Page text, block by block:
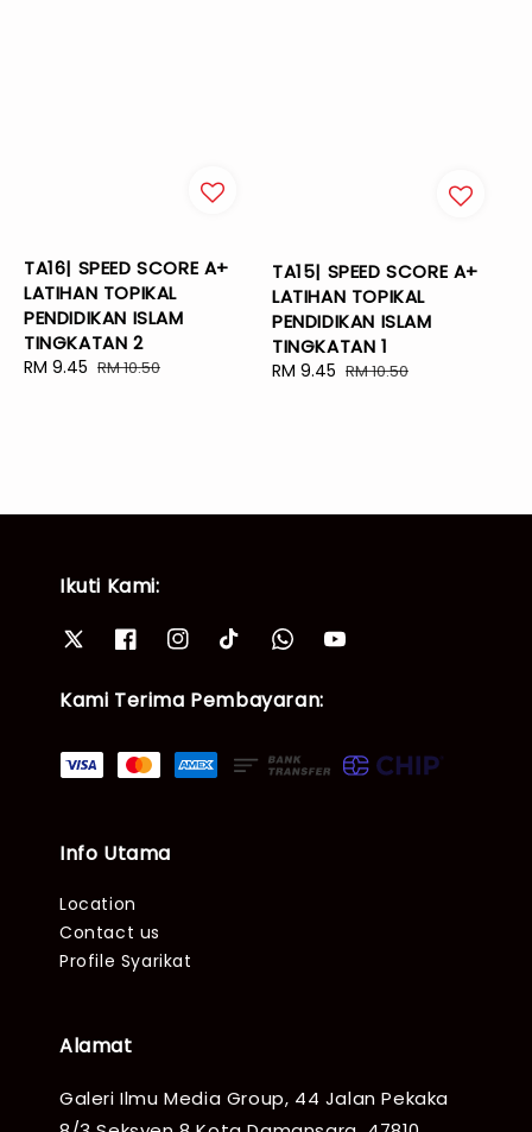
TA16| SPEED SCORE A+
LATIHAN TOPIKAL
PENDIDIKAN ISLAM
TINGKATAN 2
Sale
RM 9.45 Regular
RM 10.50
TA15| SPEED SCORE A+
LATIHAN TOPIKAL
PENDIDIKAN ISLAM
TINGKATAN 1
Sale
RM 9.45 Regular
RM 10.50
Ikuti Kami:
Kami Terima Pembayaran:
Info Utama
Location
Contact us
Profile Syarikat
Alamat
Galeri Ilmu Media Group, 44 Jalan Pekaka